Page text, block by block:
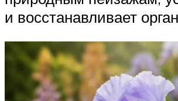
и восстанавливает